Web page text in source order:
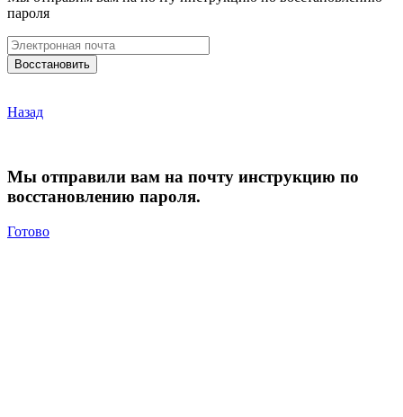
пароля
Назад
Мы отправили вам на почту инструкцию по
восстановлению пароля.
Готово